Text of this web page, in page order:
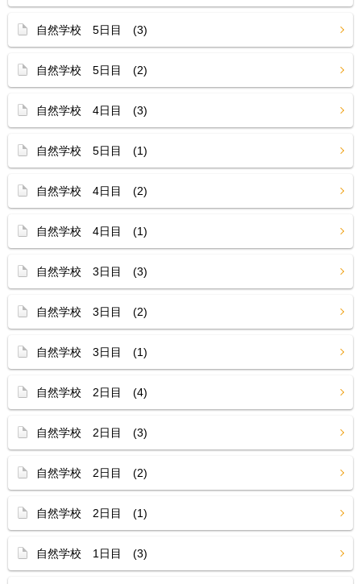
自然学校 5日目 (3)
自然学校 5日目 (2)
自然学校 4日目 (3)
自然学校 5日目 (1)
自然学校 4日目 (2)
自然学校 4日目 (1)
自然学校 3日目 (3)
自然学校 3日目 (2)
自然学校 3日目 (1)
自然学校 2日目 (4)
自然学校 2日目 (3)
自然学校 2日目 (2)
自然学校 2日目 (1)
自然学校 1日目 (3)